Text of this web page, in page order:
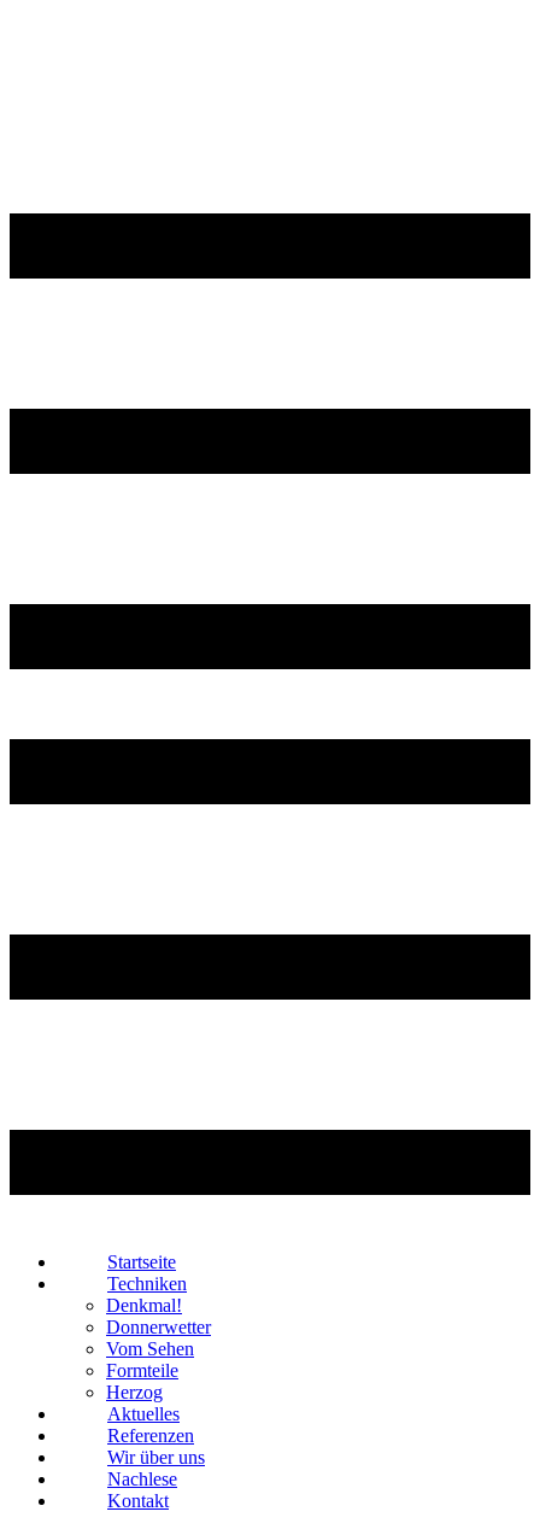
Startseite
Techniken
Denkmal!
Donnerwetter
Vom Sehen
Formteile
Herzog
Aktuelles
Referenzen
Wir über uns
Nachlese
Kontakt